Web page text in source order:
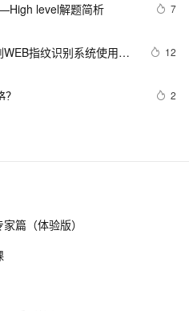
level解题简析 7
WEB指纹识别系统使用详
12
2
系统
云全新展现云原生免疫防
工作原理与网络安全的重
篇（体验版）